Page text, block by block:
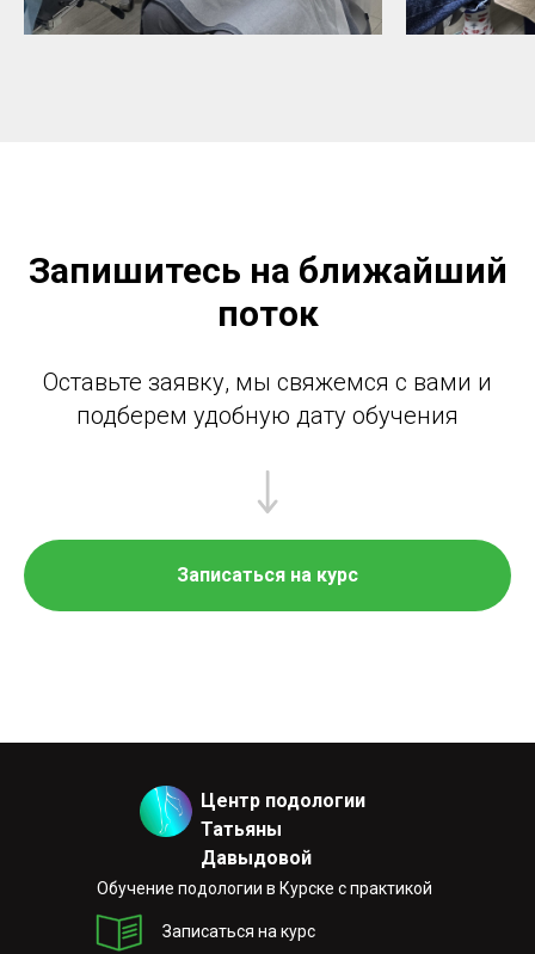
Запишитесь на ближайший
поток
Оставьте заявку, мы свяжемся с вами и
подберем удобную дату обучения
Записаться на курс
Центр подологии
Татьяны
Давыдовой
Обучение подологии в Курске с практикой
Записаться на курс